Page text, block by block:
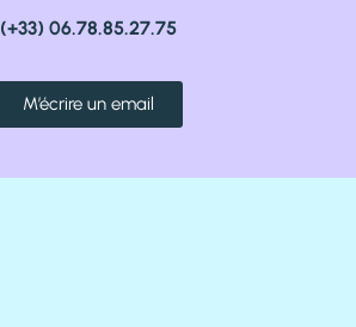
(+33) 06.78.85.27.75
M’écrire un email